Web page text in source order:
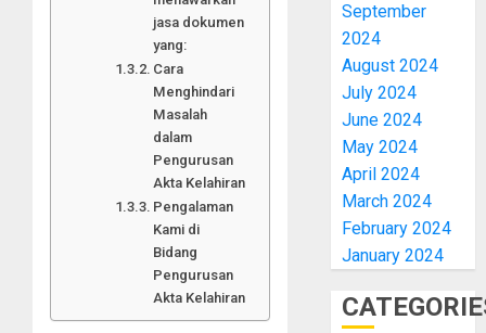
jasa dokumen
yang:
Cara
Menghindari
Masalah
dalam
Pengurusan
Akta Kelahiran
Pengalaman
Kami di
Bidang
Pengurusan
Akta Kelahiran
September
2024
August 2024
July 2024
June 2024
May 2024
April 2024
March 2024
February 2024
January 2024